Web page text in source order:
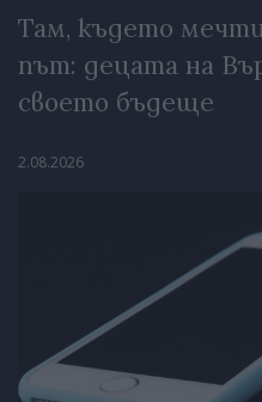
Там, където
път: децата на
своето бъдеще
2.08.2026